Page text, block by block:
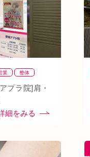
業
整体
血流改善
鍼灸
プラ院]肩・